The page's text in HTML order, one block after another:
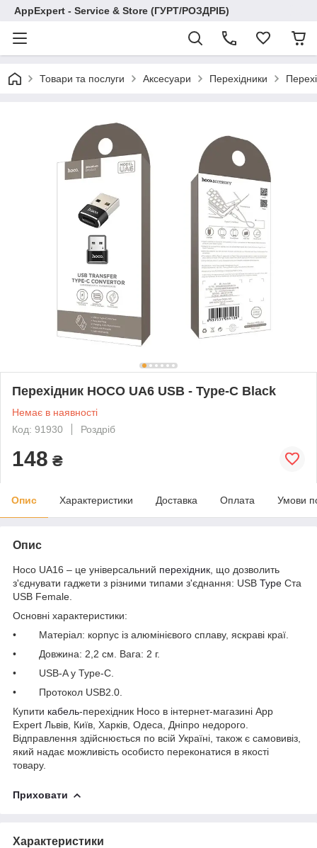
AppExpert - Service & Store (ГУРТ/РОЗДРІБ)
Товари та послуги Аксесуари Перехідники
Перехідник HOCO UA6 USB - Type-C Black
Немає в наявності
Код: 91930
Роздріб
148 ₴
Опис Характеристики Доставка Оплата Умови
Опис
Hoco UA16 – це універсальний перехідник , що дозволить
з'єднувати гаджети з різними типами з'єднання: USB Type Ста
USB Female.
Основні характеристики:
• Матеріал: корпус із алюмінієвого сплаву, яскраві краї.
• Довжина: 2,2 см. Вага: 2 г.
• USB-A у Type-C.
• Протокол USB2.0.
Купити кабель-перехідник Hoco в інтернет-магазині App
Expert Львів, Київ, Харків, Одеса, Дніпро недорого.
Відправлення здійснюється по всій Україні, також є самовивіз,
який надає можливість особисто переконатися в якості
товару.
Приховати
Характеристики